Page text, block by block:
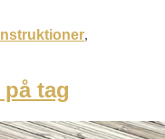
,
tag